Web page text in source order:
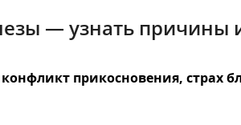
— узнать
прикосновения, страх